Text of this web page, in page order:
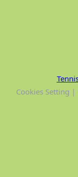
Cookies Setting